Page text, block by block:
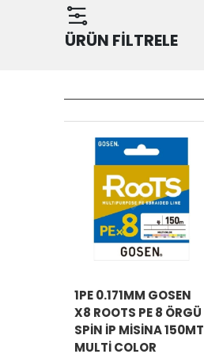
ÜRÜN FİLTRELE
1PE 0.171MM GOSEN
X8 ROOTS PE 8 ÖRGÜ
SPIN İP MISINA 150MT
MULTI COLOR